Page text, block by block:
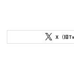
X（旧